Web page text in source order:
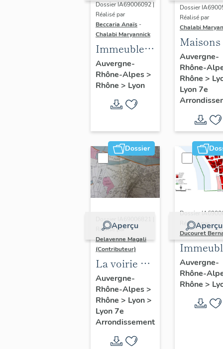
Dossier IA69006092 |
Réalisé par
Beccaria Anaïs -
Chalabi Maryannick
Immeubles
des Années
Trente de la
rive gauche
Auvergne-
Rhône-Alpes>
Rhône > Lyon
Dossier
Réalisé par
Chalabi
Maisons
Auvergne-
Rhône-
Rhône >
Lyon 7e
Dossier
Aperçu
Dossier IA69006821 |
Réalisé par
Delavenne Magali
(Contributeur)
La voirie du
secteur
d'étude
"Saint-
André"
(Lyon 7e)
Auvergne-
Rhône-Alpes>
Rhône > Lyon>
Lyon 7e
Arrondissement
Aperçu
Dossier
Réalisé par
Ducouret
du
Saint-
Auvergne-
Rhône-
Rhône >